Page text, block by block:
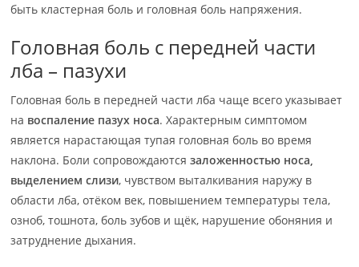
быть кластерная боль и головная боль напряжения.
Головная боль с передней части
лба – пазухи
Головная боль в передней части лба чаще всего указывает
на воспаление пазух носа. Характерным симптомом
является нарастающая тупая головная боль во время
наклона. Боли сопровождаютсязаложенностью носа,
выделением слизи, чувством выталкивания наружу в
области лба, отёком век, повышением температуры тела,
озноб, тошнота, боль зубов и щёк, нарушение обоняния и
затруднение дыхания.